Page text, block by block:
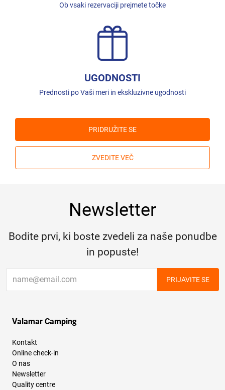
Ob vsaki rezervaciji prejmete točke
UGODNOSTI
Prednosti po Vaši meri in ekskluzivne ugodnosti
PRIDRUŽITE SE
ZVEDITE VEČ
Newsletter
Bodite prvi, ki boste zvedeli za naše ponudbe
in popuste!
PRIJAVITE SE
Valamar Camping
Kontakt
Online check-in
O nas
Newsletter
Quality centre